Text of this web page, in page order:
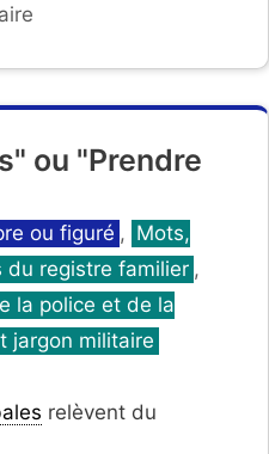
ou "Prendre
ou figuré , Mots,
du registre familier ,
la police et de la
jargon militaire
relèvent du